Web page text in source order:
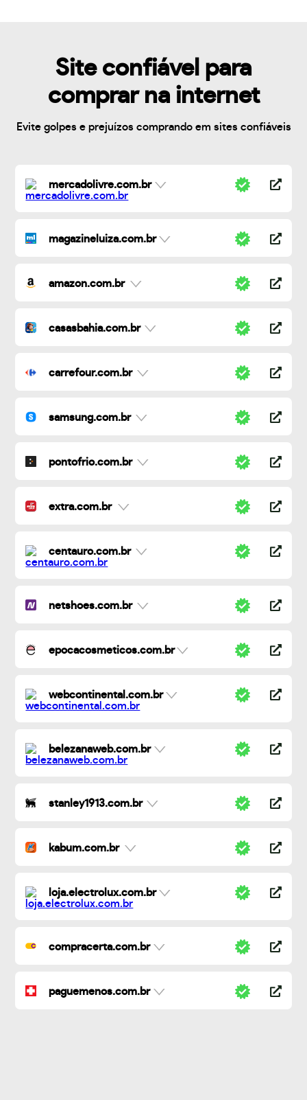
Site confiável para
comprar na internet
Evite golpes e prejuízos comprando em sites confiáveis
mercadolivre.com.br
magazineluiza.com.br
amazon.com.br
casasbahia.com.br
carrefour.com.br
samsung.com.br
pontofrio.com.br
extra.com.br
centauro.com.br
netshoes.com.br
epocacosmeticos.com.br
webcontinental.com.br
belezanaweb.com.br
stanley1913.com.br
kabum.com.br
loja.electrolux.com.br
compracerta.com.br
paguemenos.com.br